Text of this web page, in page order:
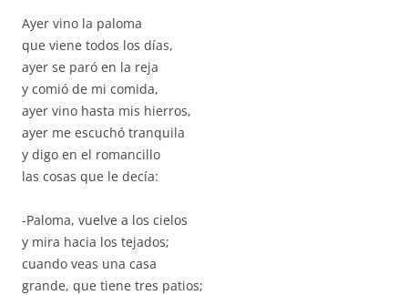
Ayer vino la paloma
que viene todos los días,
ayer se paró en la reja
y comió de mi comida,
ayer vino hasta mis hierros,
ayer me escuchó tranquila
y digo en el romancillo
las cosas que le decía:
-Paloma, vuelve a los cielos
y mira hacia los tejados;
cuando veas una casa
grande, que tiene tres patios;